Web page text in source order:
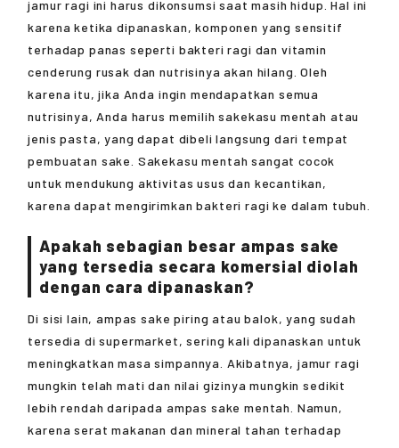
jamur ragi ini harus dikonsumsi saat masih hidup. Hal ini
karena ketika dipanaskan, komponen yang sensitif
terhadap panas seperti bakteri ragi dan vitamin
cenderung rusak dan nutrisinya akan hilang. Oleh
karena itu, jika Anda ingin mendapatkan semua
nutrisinya, Anda harus memilih sakekasu mentah atau
jenis pasta, yang dapat dibeli langsung dari tempat
pembuatan sake. Sakekasu mentah sangat cocok
untuk mendukung aktivitas usus dan kecantikan,
karena dapat mengirimkan bakteri ragi ke dalam tubuh.
Apakah sebagian besar ampas sake
yang tersedia secara komersial diolah
dengan cara dipanaskan?
Di sisi lain, ampas sake piring atau balok, yang sudah
tersedia di supermarket, sering kali dipanaskan untuk
meningkatkan masa simpannya. Akibatnya, jamur ragi
mungkin telah mati dan nilai gizinya mungkin sedikit
lebih rendah daripada ampas sake mentah. Namun,
karena serat makanan dan mineral tahan terhadap